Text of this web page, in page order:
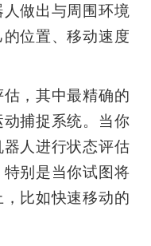
做出与周围环境
位置、移动速度
，其中最精确的
捕捉系统。当你
人进行状态评估
别是当你试图将
比如快速移动的